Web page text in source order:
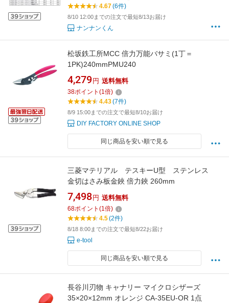
部屋 ナンナン君 NANBUYA
4.67(6件)
8/10 12:00までの注文で最短8/13お届け
ナンナンくん
松坂鉄工所MCC 倍力万能バサミ(1丁＝
1PK)240mmPMU240
4,279 円 送料無料
38ポイント (1倍)
4.43(7件)
8/9 15:00までの注文で最短8/10お届け
DIY FACTORY ONLINE SHOP
同じ商品を安い順で見る
三菱マテリアル テスキーU型 ステンレス
金切はさみ板金鋏 倍力鋏 260mm
7,498 円 送料無料
68ポイント (1倍)
4.5(2件)
8/18 8:00までの注文で最短8/22お届け
e-tool
同じ商品を安い順で見る
長谷川刃物 キャナリー マイクロシザーズ
35×20×12mm オレンジ CA-35EU-OR 1点